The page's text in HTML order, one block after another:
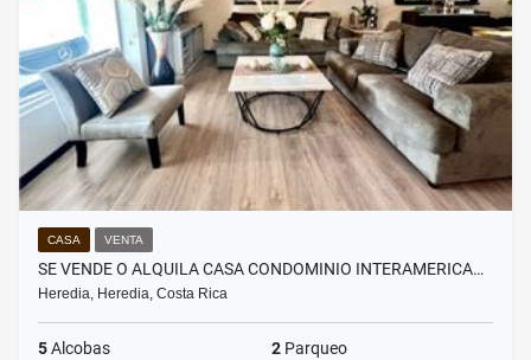
CASA VENTA
SE VENDE O ALQUILA CASA CONDOMINIO INTERAMERICA…
Heredia, Heredia, Costa Rica
5Alcobas 2 Parqueo